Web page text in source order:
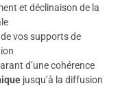
et déclinaison de la
vos supports de
d’une cohérence
jusqu’à la diffusion